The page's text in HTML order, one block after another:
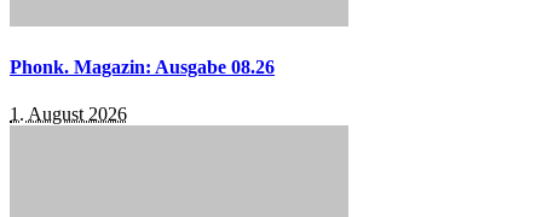
Phonk. Magazin: Ausgabe 08.26
1. August 2026